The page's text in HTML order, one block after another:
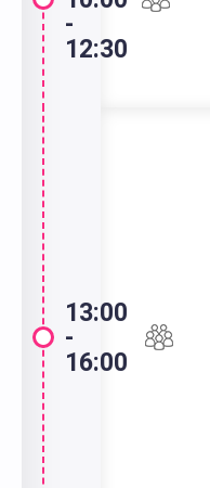
-
12:30
13:00
-
16:00